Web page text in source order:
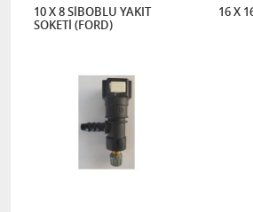
10 X 8 SİBOBLU YAKIT
SOKETİ (FORD)
16 X